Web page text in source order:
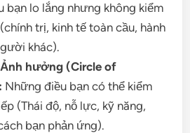
bạn lo lắng nhưng không kiểm
trị, kinh tế toàn cầu, hành
khác).
hưởng (Circle of
Những điều bạn có thể kiểm
(Thái độ, nỗ lực, kỹ năng,
bạn phản ứng).